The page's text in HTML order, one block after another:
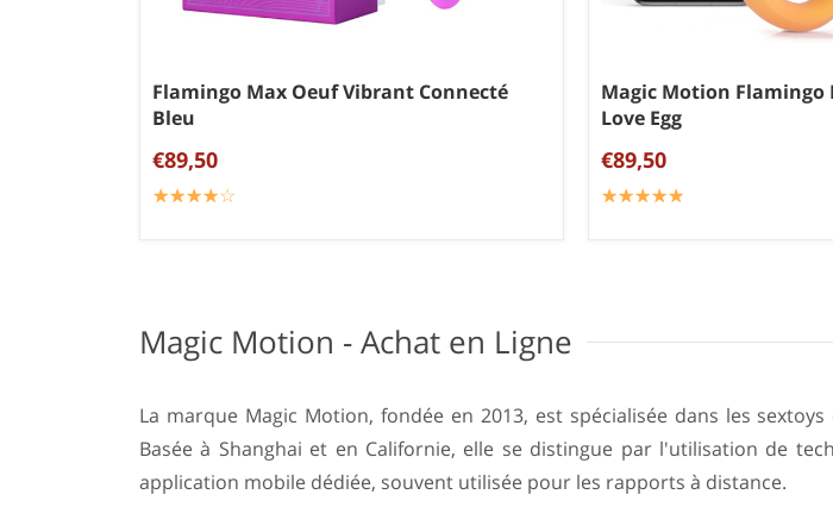
Flamingo Max Oeuf Vibrant Connecté
Bleu
€89,50
☆☆☆☆☆
★★★★★
Magic Motion Flamingo
Love Egg
€89,50
☆☆☆☆☆
★★★★★
Magic Motion - Achat en Ligne
La marque Magic Motion, fondée en 2013, est spécialisée dans les
Basée à Shanghai et en Californie, elle se distingue par l'utilisation de
application mobile dédiée, souvent utilisée pour les rapports à distance.